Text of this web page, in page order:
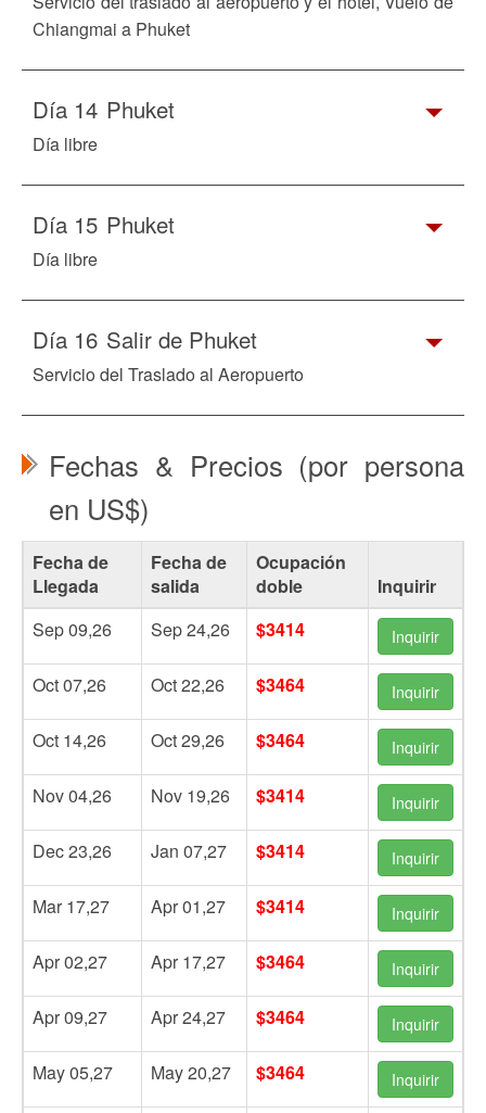
Chiangmai a Phuket
Día 14 Phuket
Día libre
Día 15 Phuket
Día libre
Día 16 Salir de Phuket
Servicio del Traslado al Aeropuerto
Fechas & Precios (por persona
en US$)
Fecha de
Llegada
Fecha de
salida
Ocupación
doble
Inquirir
Sep 09,26
Sep 24,26 $3414 Inquirir
Oct 07,26 Oct 22,26 $3464 Inquirir
Oct 14,26 Oct 29,26 $3464 Inquirir
Nov 04,26 Nov 19,26 $3414 Inquirir
Dec 23,26 Jan 07,27 $3414 Inquirir
Mar 17,27 Apr 01,27 $3414 Inquirir
Apr 02,27 Apr 17,27 $3464 Inquirir
Apr 09,27 Apr 24,27 $3464 Inquirir
May 05,27 May 20,27 $3464 Inquirir